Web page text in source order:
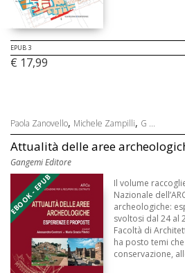
EPUB 3
€ 17,99
Paola Zanovello, Michele Zampilli, G ...
Attualità delle aree
Gangemi Editore
EBOOK - EPUB
Il volume
Nazionale
archeologiche:
svoltosi dal 24 al
Facoltà di
ha posto temi
conservazione,